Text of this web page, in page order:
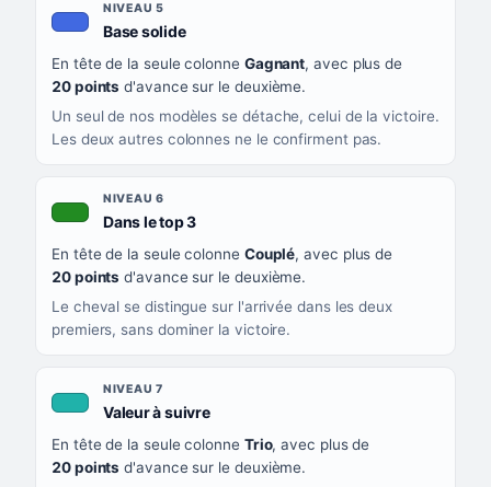
NIVEAU 5
Base solide, couleur bleu roi
En tête de la seule colonne Gagnant, avec plus de
20 points d'avance sur le deuxième.
Un seul de nos modèles se détache, celui de la victoire.
Les deux autres colonnes ne le confirment pas.
NIVEAU 6
Dans le top 3, couleur verte
En tête de la seule colonne Couplé, avec plus de
20 points d'avance sur le deuxième.
Le cheval se distingue sur l'arrivée dans les deux
premiers, sans dominer la victoire.
NIVEAU 7
Valeur à suivre, couleur turquoise
En tête de la seule colonne Trio, avec plus de
20 points d'avance sur le deuxième.